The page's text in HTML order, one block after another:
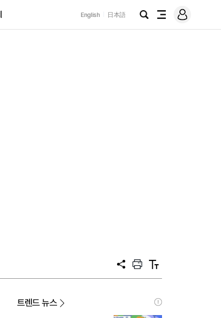
English 日本語
검
전
메
그
공
프
트
텍
트
트렌드 뉴스